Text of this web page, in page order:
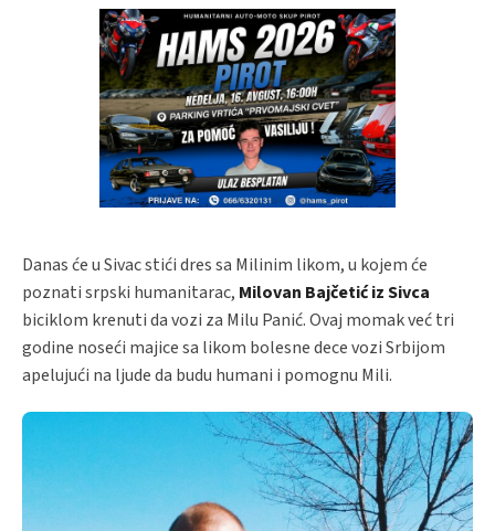
Danas će u Sivac stići dres sa Milinim likom, u kojem će
poznati srpski humanitarac, Milovan Bajčetić iz Sivca
biciklom krenuti da vozi za Milu Panić. Ovaj momak već tri
godine noseći majice sa likom bolesne dece vozi Srbijom
apelujući na ljude da budu humani i pomognu Mili.